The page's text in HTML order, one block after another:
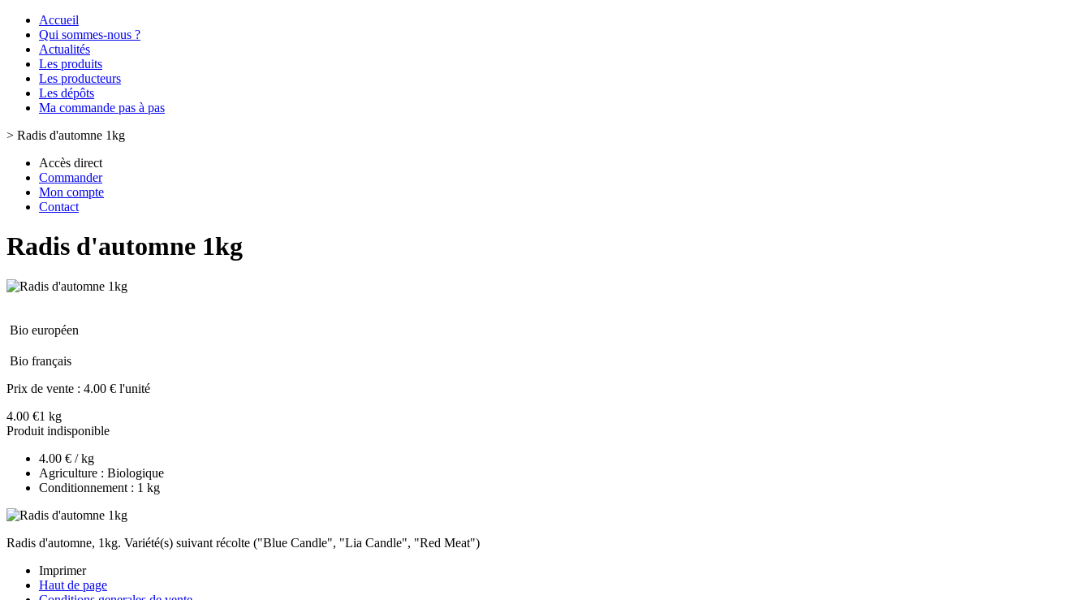
Accueil
Qui sommes-nous ?
Actualités
Les produits
Les producteurs
Les dépôts
Ma commande pas à pas
> Radis d'automne 1kg
Accès direct
Commander
Mon compte
Contact
Radis d'automne 1kg
Bio européen
Bio français
Prix de vente : 4.00 € l'unité
4.00 €1 kg
Produit indisponible
4.00 € / kg
Agriculture : Biologique
Conditionnement : 1 kg
Radis d'automne, 1kg. Variété(s) suivant récolte ("Blue Candle", "Lia Candle", "Red Meat")
Imprimer
Haut de page